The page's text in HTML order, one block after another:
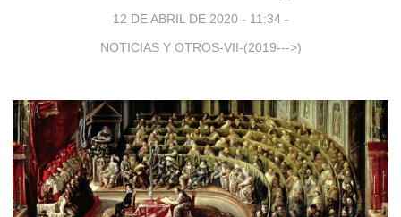
12 DE ABRIL DE 2020 - 11:34 -
NOTICIAS Y OTROS-VII-(2019--->)